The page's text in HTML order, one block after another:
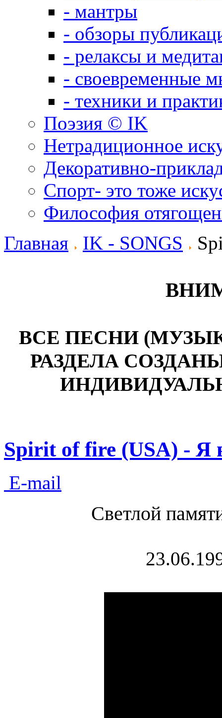
- мантры
- обзоры
- релаксы и
- своевременные
- техники и
Поэзия © IK
Нетрадиционное
Декоративно-
Спорт- это тоже
Философия
Главная
IK - SONGS
ВСЕ ПЕСНИ
РАЗДЕЛА
Spirit of fire (USA) - Я
E-mail
Светлой